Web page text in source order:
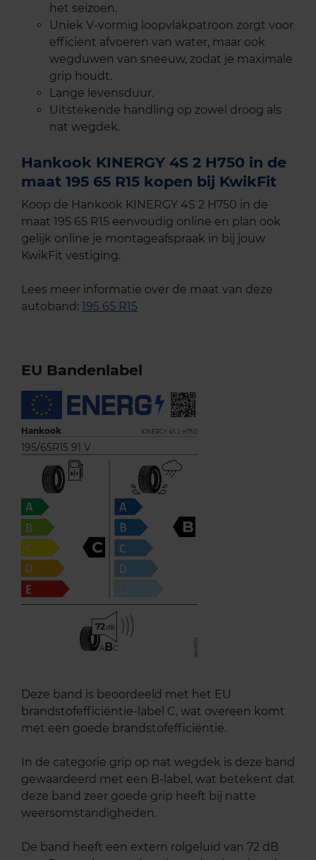
het seizoen.
Uniek V-vormig loopvlakpatroon zorgt voor
efficiënt afvoeren van water, maar ook
wegduwen van sneeuw, zodat je maximale
grip houdt.
Lange levensduur.
Uitstekende handling op zowel droog als
nat wegdek.
Hankook KINERGY 4S 2 H750 in de
maat 195 65 R15 kopen bij KwikFit
Koop de Hankook KINERGY 4S 2 H750 in de
maat 195 65 R15 eenvoudig online en plan ook
gelijk online je montageafspraak in bij jouw
KwikFit vestiging.
Lees meer informatie over de maat van deze
autoband: 195 65 R15
EU Bandenlabel
Hankook KINERGY 4S 2 H750
195/65R15 91 V
C
B
72
ABC
Deze band is beoordeeld met het EU
brandstofefficiëntie-label C, wat overeen komt
met een goede brandstofefficiëntie.
In de categorie grip op nat wegdek is deze band
gewaardeerd met een B-label, wat betekent dat
deze band zeer goede grip heeft bij natte
weersomstandigheden.
De band heeft een extern rolgeluid van 72 dB